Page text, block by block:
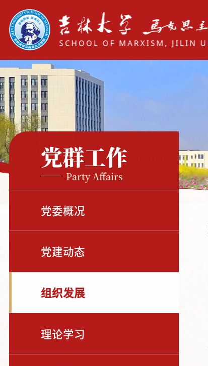
党群工作
Party Affairs
党委概况
党建动态
组织发展
理论学习